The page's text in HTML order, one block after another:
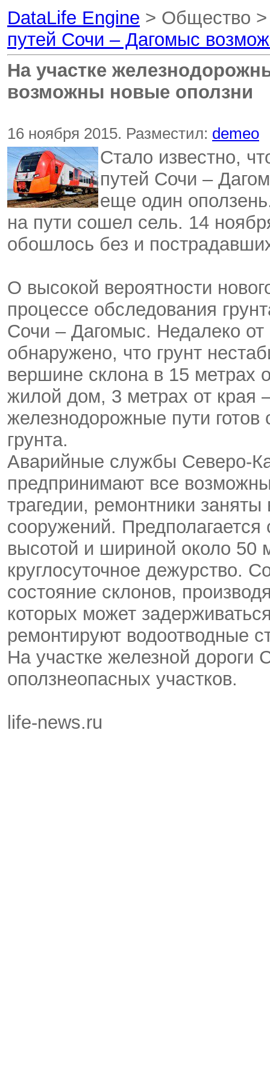
DataLife Engine > Общество
путей Сочи – Дагомыс
На участке
возможны новые оползни
16 ноября 2015. Разместил: demeo
Стало известно,
путей Сочи –
еще один
на пути сошел сель. 14
обошлось без и
О высокой вероятности
процессе обследования
Сочи – Дагомыс. Недалеко от
обнаружено, что грунт
вершине склона в 15 метрах
жилой дом, 3 метрах от края
железнодорожные пути
грунта.
Аварийные службы Северо-
предпринимают все
трагедии, ремонтники
сооружений. Предполагается
высотой и шириной около 50
круглосуточное дежурство.
состояние склонов,
которых может
ремонтируют водоотводные
На участке железной дороги
оползнеопасных участков.
life-news.ru